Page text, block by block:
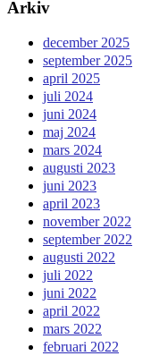
Arkiv
december 2025
september 2025
april 2025
juli 2024
juni 2024
maj 2024
mars 2024
augusti 2023
juni 2023
april 2023
november 2022
september 2022
augusti 2022
juli 2022
juni 2022
april 2022
mars 2022
februari 2022